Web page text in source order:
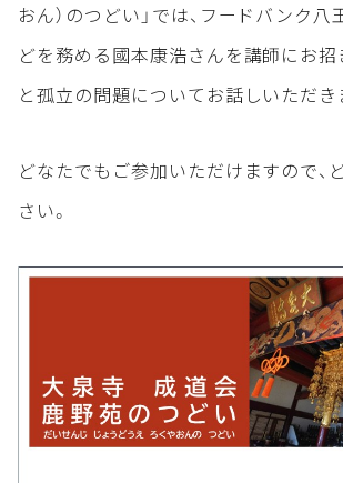
おん）のつどい」では、フードバンク
どを務める國本康浩さんを講師にお招
と孤立の問題についてお話しいただき
どなたでもご参加いただけますので、
さい。